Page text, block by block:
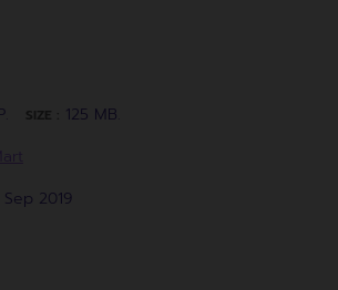
SIZE :
125 MB.
Sep 2019